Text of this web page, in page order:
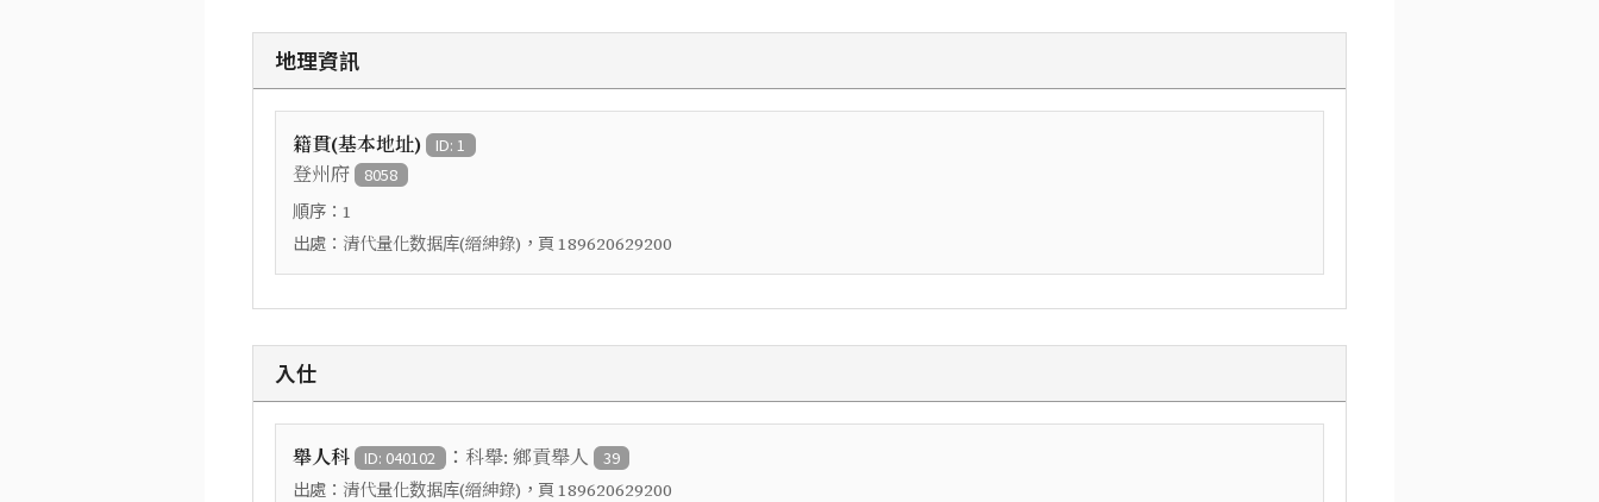
地理資訊
籍貫(基本地址) ID: 1
登州府 8058
順序： 1
出處： 清代量化数据库(縉紳錄) ，頁 189620629200
入仕
舉人科 ID: 040102 ： 科舉: 鄉貢舉人 39
出處： 清代量化数据库(縉紳錄) ，頁 189620629200